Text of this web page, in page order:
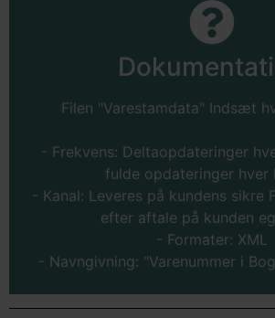
Filen "Varestamdata" Indsæt
- Frekvens: Deltaopdateringer
fulde opdateringer hver
- Kanal: Leveres på kundens sikre
efter aftale på kunden
- Formater: XML
- Navngivning: "Varenummer i